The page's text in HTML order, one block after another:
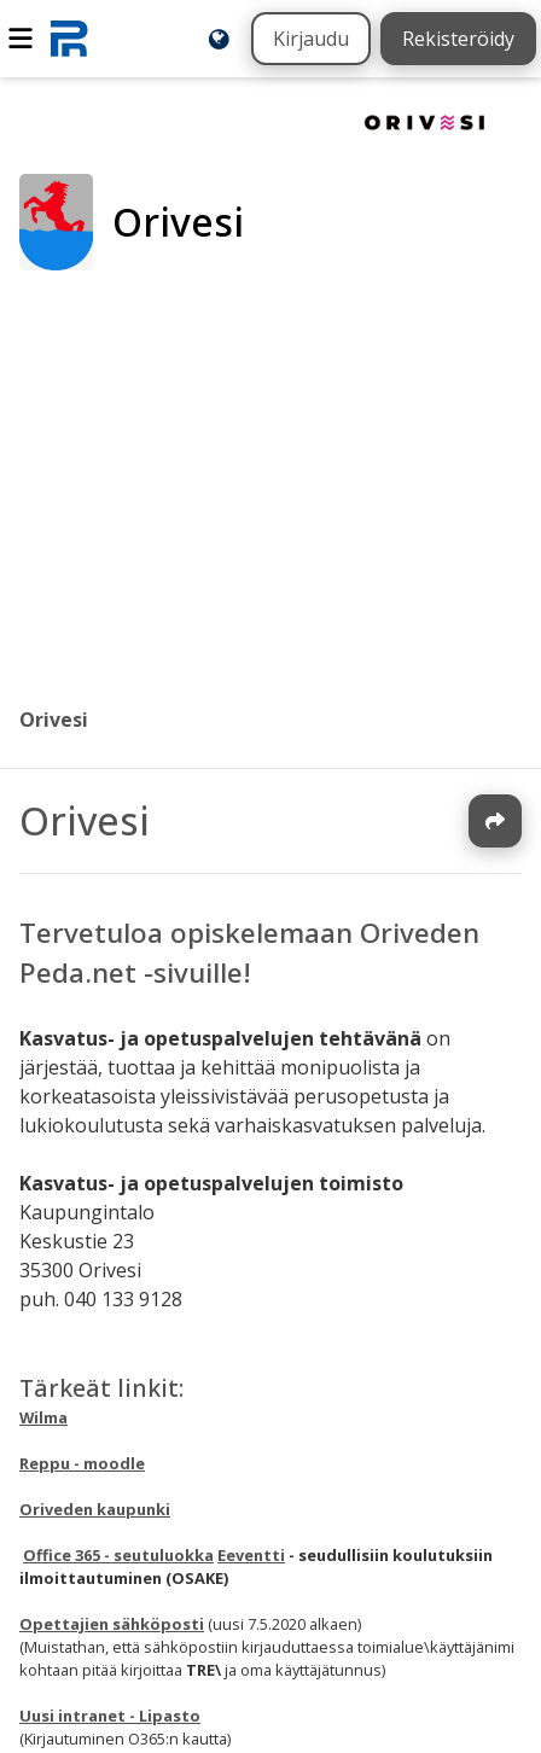
Kirjaudu Rekisteröidy
Orivesi
Orivesi
Orivesi
Tervetuloa opiskelemaan Oriveden
Peda.net -sivuille!
Kasvatus- ja opetuspalvelujen tehtävänä on
järjestää, tuottaa ja kehittää monipuolista ja
korkeatasoista yleissivistävää perusopetusta ja
lukiokoulutusta sekä varhaiskasvatuksen palveluja.
Kasvatus- ja opetuspalvelujen toimisto
Kaupungintalo
Keskustie 23
35300 Orivesi
puh. 040 133 9128
Tärkeät linkit:
Wilma
Reppu - moodle
Oriveden kaupunki
Office 365 - seutuluokka Eeventti - seudullisiin koulutuksiin
ilmoittautuminen (OSAKE)
Opettajien sähköposti (uusi 7.5.2020 alkaen)
(Muistathan, että sähköpostiin kirjauduttaessa toimialue\käyttäjänimi
kohtaan pitää kirjoittaa TRE\ja oma käyttäjätunnus)
Uusi intranet - Lipasto
(Kirjautuminen O365:n kautta)